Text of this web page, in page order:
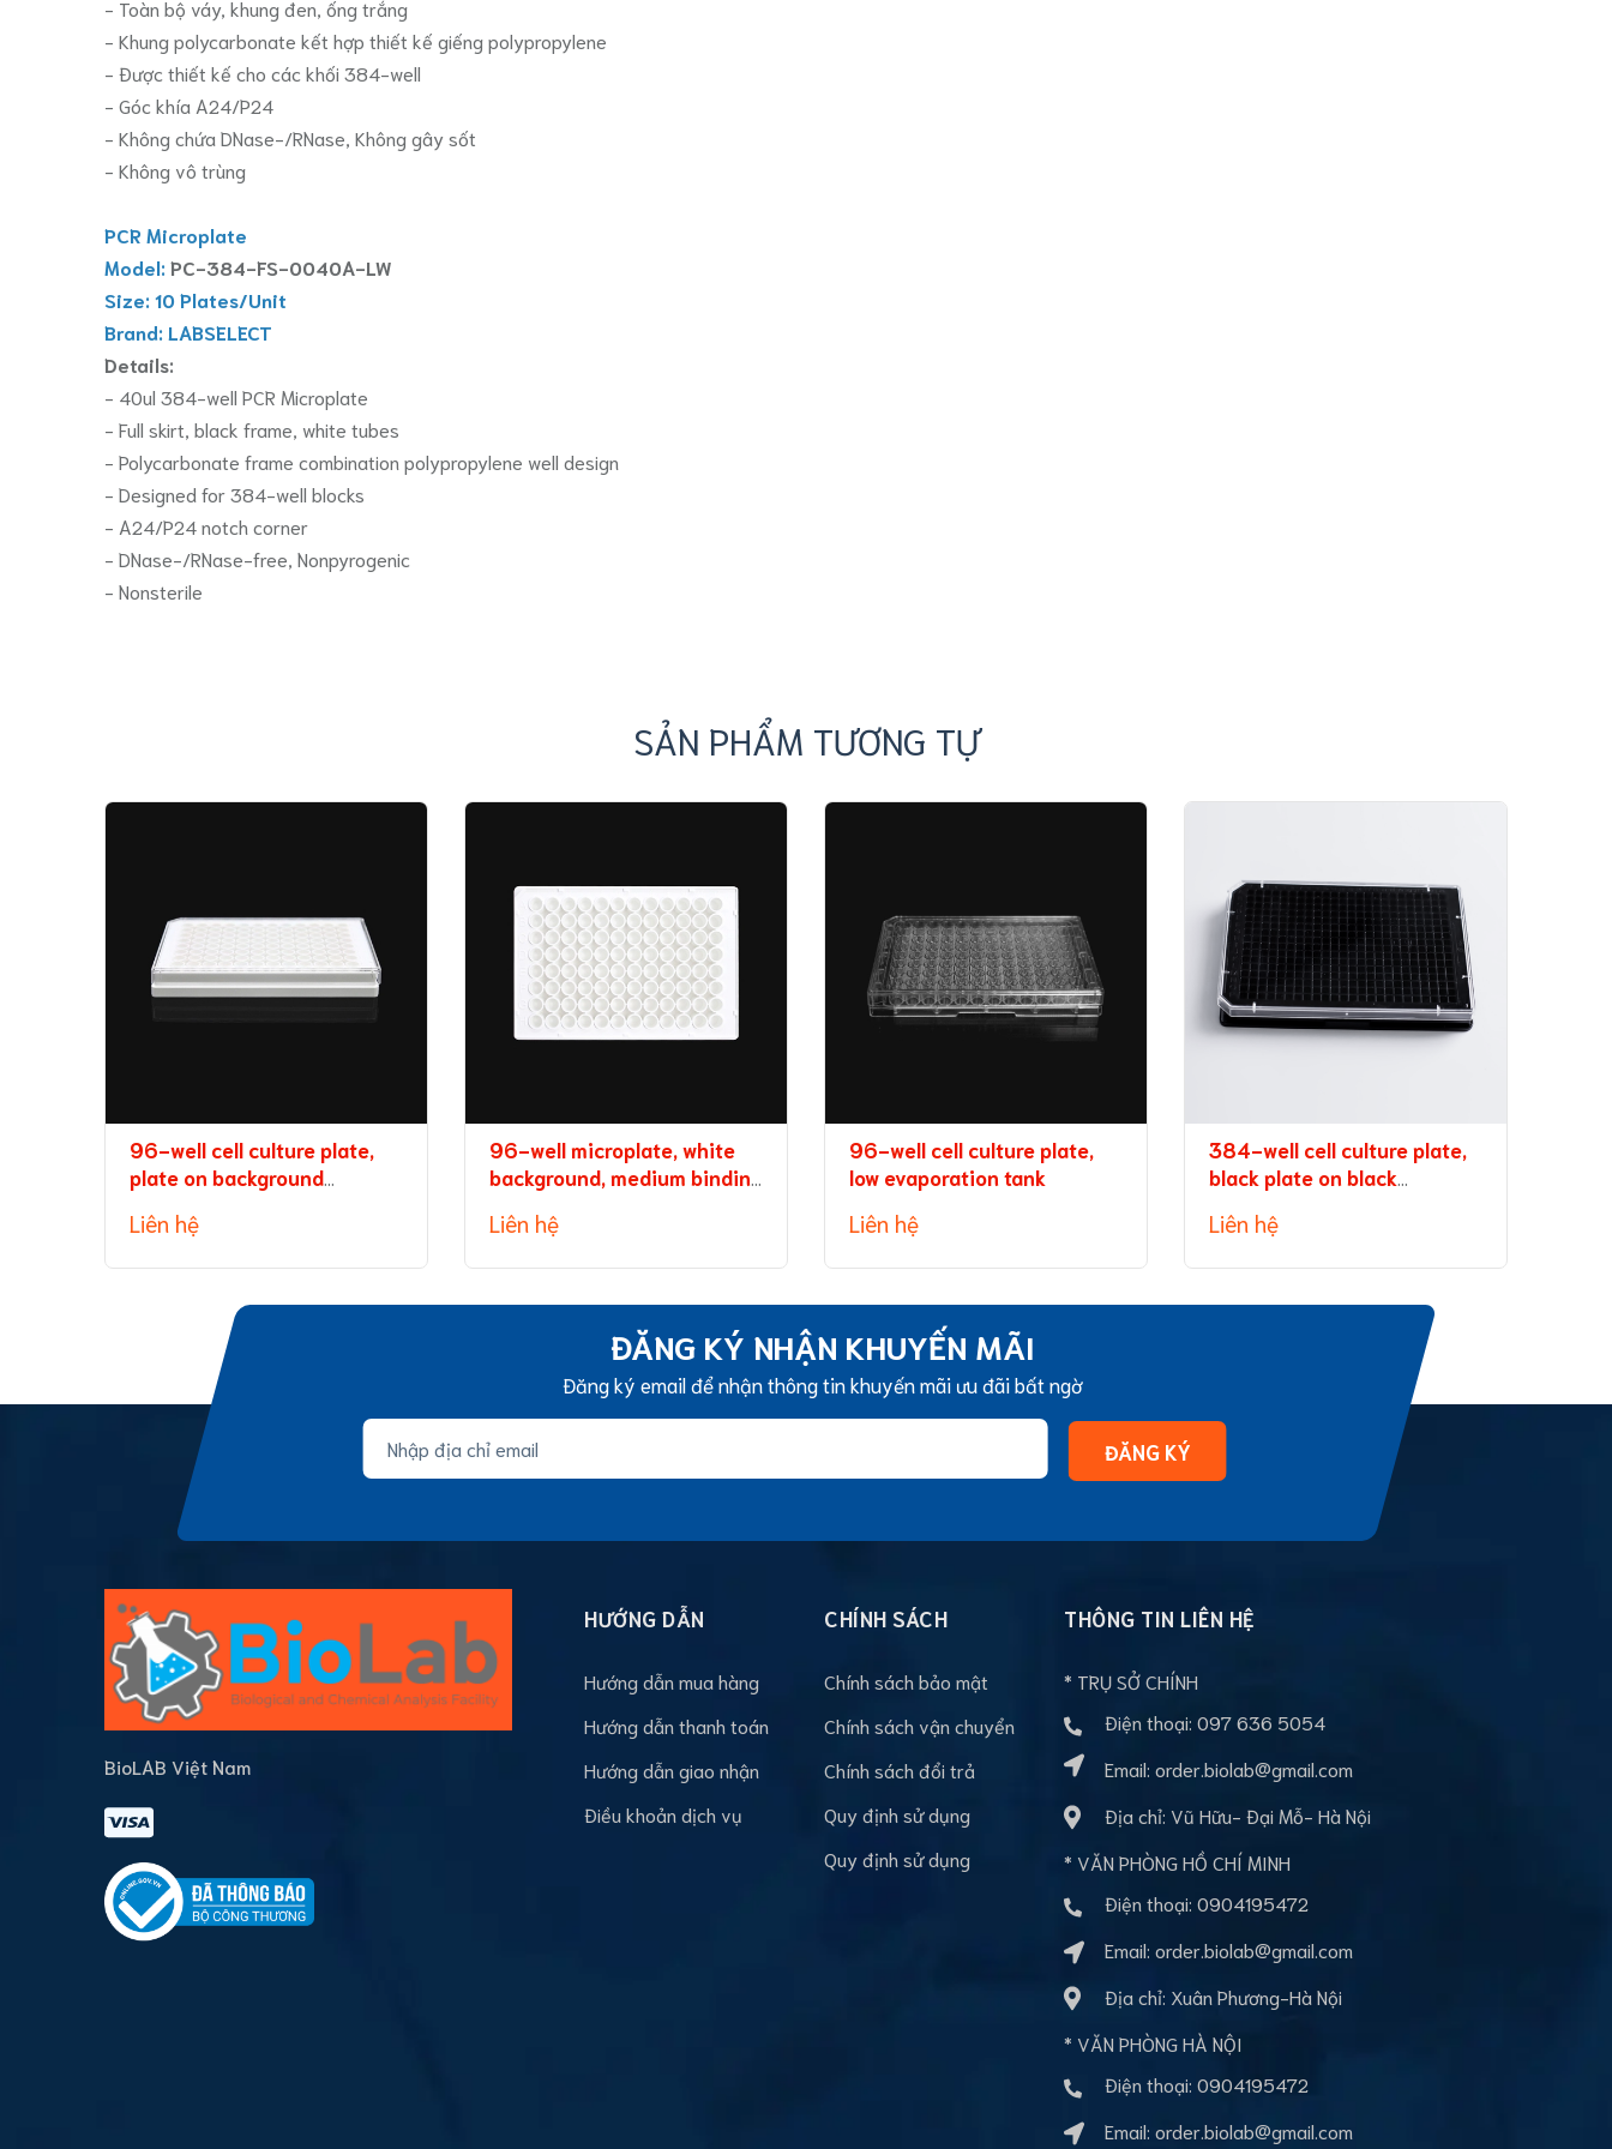
- Toàn bộ váy, khung đen, ống trắng
- Khung polycarbonate kết hợp thiết kế giếng polypropylene
- Được thiết kế cho các khối 384-well
- Góc khía A24/P24
- Không chứa DNase-/RNase, Không gây sốt
- Không vô trùng
PCR Microplate
Model: PC-384-FS-0040A-LW
Size: 10 Plates/Unit
Brand: LABSELECT
Details:
- 40ul 384-well PCR Microplate
- Full skirt, black frame, white tubes
- Polycarbonate frame combination polypropylene well design
- Designed for 384-well blocks
- A24/P24 notch corner
- DNase-/RNase-free, Nonpyrogenic
- Nonsterile
SẢN PHẨM TƯƠNG TỰ
96-well cell culture plate,
plate on background
Liên hệ
96-well microplate, white
background, medium binding
Liên hệ
96-well cell culture plate,
low evaporation tank
Liên hệ
384-well cell culture plate,
black plate on black
Liên hệ
ĐĂNG KÝ NHẬN KHUYẾN MÃI
Đăng ký email để nhận thông tin khuyến mãi ưu đãi bất ngờ
ĐĂNG KÝ
BioLAB Việt Nam
HƯỚNG DẪN
Hướng dẫn mua hàng
Hướng dẫn thanh toán
Hướng dẫn giao nhận
Điều khoản dịch vụ
CHÍNH SÁCH
Chính sách bảo mật
Chính sách vận chuyển
Chính sách đổi trả
Quy định sử dụng
Quy định sử dụng
THÔNG TIN LIÊN HỆ
* TRỤ SỞ CHÍNH
Điện thoại: 097 636 5054
Email: order.biolab@gmail.com
Địa chỉ: Vũ Hữu- Đại Mỗ- Hà Nội
* VĂN PHÒNG HỒ CHÍ MINH
Điện thoại: 0904195472
Email: order.biolab@gmail.com
Địa chỉ: Xuân Phương-Hà Nội
* VĂN PHÒNG HÀ NỘI
Điện thoại: 0904195472
Email: order.biolab@gmail.com